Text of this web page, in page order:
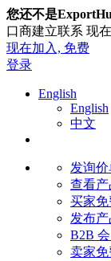
您还不是
口商建立联系 现
现在加入, 免费
登录
English
English
中文
发询
查看产
买家
发布产
B2B
卖家